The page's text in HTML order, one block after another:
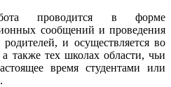
проводится в форме
сообщений и проведения
и осуществляется во
также тех школах области, чьи
время студентами или
.